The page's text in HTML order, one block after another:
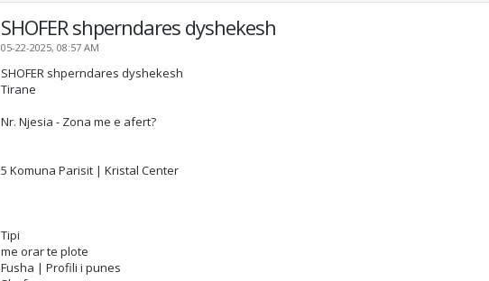
SHOFER shperndares dyshekesh
05-22-2025, 08:57 AM
SHOFER shperndares dyshekesh
Tirane
Nr. Njesia - Zona me e afert?
5 Komuna Parisit | Kristal Center
Tipi
me orar te plote
Fusha | Profili i punes